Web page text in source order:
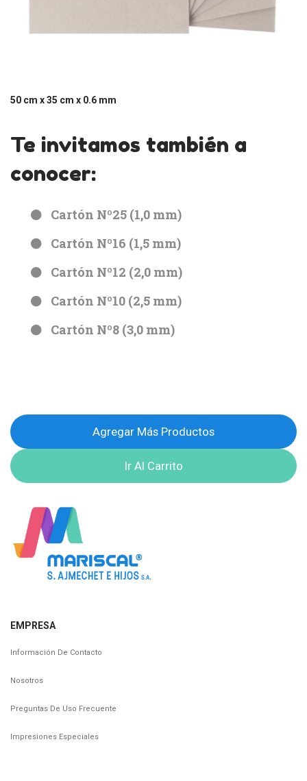
50 cm x 35 cm x 0.6 mm
Te invitamos también a
conocer:
Cartón Nº25 (1,0 mm)
Cartón Nº16 (1,5 mm)
Cartón Nº12 (2,0 mm)
Cartón Nº10 (2,5 mm)
Cartón Nº8 (3,0 mm)
Agregar Más Productos
Ir Al Carrito
EMPRESA
Información De Contacto
Nosotros
Preguntas De Uso Frecuente
Impresiones Especiales